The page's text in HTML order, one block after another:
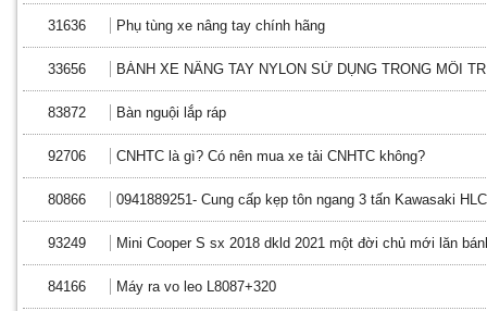
31636 Phụ tùng xe nâng tay chính hãng
33656 BÁNH XE NÂNG TAY NYLON SỬ DỤNG TRONG MÔI
83872 Bàn nguội lắp ráp
92706 CNHTC là gì? Có nên mua xe tải CNHTC không?
80866 0941889251- Cung cấp kẹp tôn ngang 3 tấn Kawasaki
93249 Mini Cooper S sx 2018 dkld 2021 một đời chủ mới lăn
84166 Máy ra vo leo L8087+320